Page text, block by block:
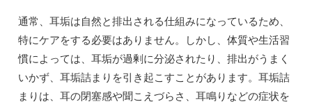
通常、耳垢は自然と排出される仕組みになっているため、
特にケアをする必要はありません。しかし、体質や生活習
慣によっては、耳垢が過剰に分泌されたり、排出がうまく
いかず、耳垢詰まりを引き起こすことがあります。耳垢詰
まりは、耳の閉塞感や聞こえづらさ、耳鳴りなどの症状を